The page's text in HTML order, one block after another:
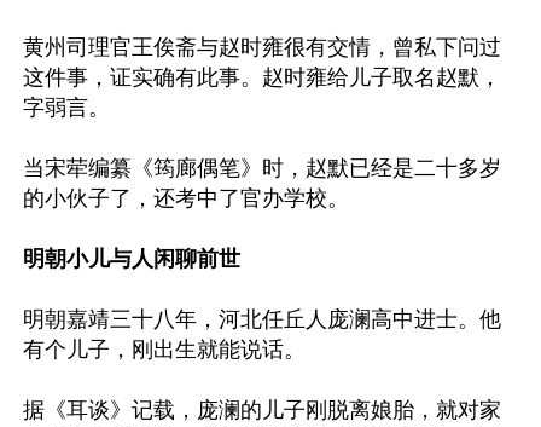
黄州司理官王俟斋与赵时雍很有交情，曾私下问过
这件事，证实确有此事。赵时雍给儿子取名赵默，
字弱言。
当宋荦编纂《筠廊偶笔》时，赵默已经是二十多岁
的小伙子了，还考中了官办学校。
明朝小儿与人闲聊前世
明朝嘉靖三十八年，河北任丘人庞澜高中进士。他
有个儿子，刚出生就能说话。
据《耳谈》记载，庞澜的儿子刚脱离娘胎，就对家